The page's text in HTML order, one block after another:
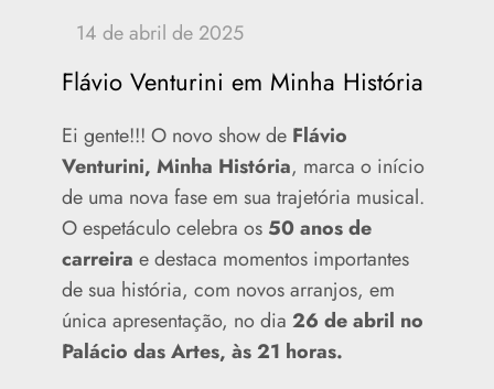
Flávio Venturini em Minha História
Ei gente!!! O novo show deFlávio
Venturini, Minha História, marca o início
de uma nova fase em sua trajetória musical.
O espetáculo celebra os 50 anos de
carreira e destaca momentos importantes
de sua história, com novos arranjos, em
única apresentação, no dia 26 de abril no
Palácio das Artes, às 21 horas.